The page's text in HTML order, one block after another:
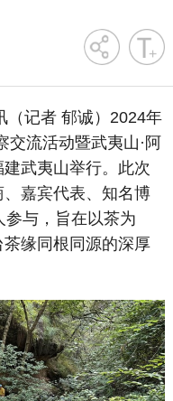
字号
记者 郁诚）2024年
交流活动暨武夷山·阿
武夷山举行。此次
嘉宾代表、知名博
参与，旨在以茶为
缘同根同源的深厚